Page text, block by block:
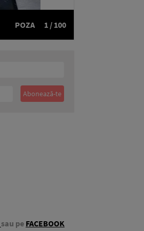
POZA 1 / 100
sau pe FACEBOOK